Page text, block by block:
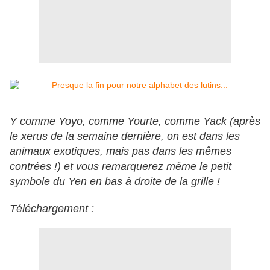
Y comme Yoyo, comme Yourte, comme Yack (après
le xerus de la semaine dernière, on est dans les
animaux exotiques, mais pas dans les mêmes
contrées !) et vous remarquerez même le petit
symbole du Yen en bas à droite de la grille !
Téléchargement :